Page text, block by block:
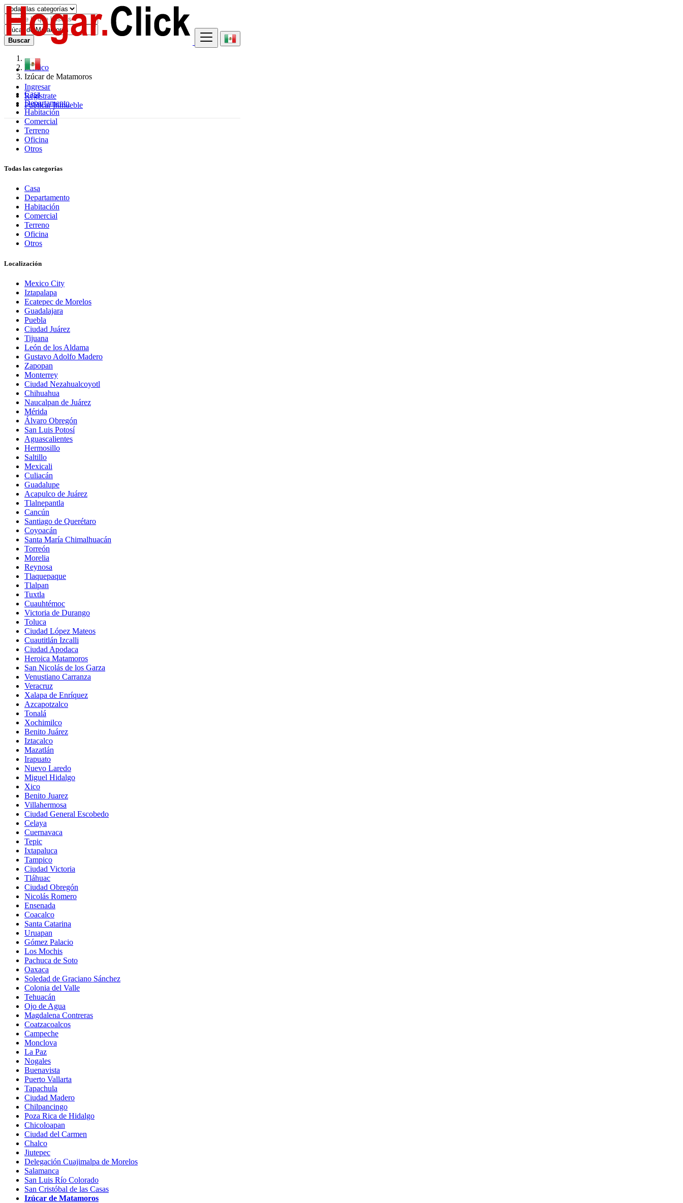
Ingresar
Regístrate
Publicar Inmueble
Buscar
México
Izúcar de Matamoros
Casa
Departamento
Habitación
Comercial
Terreno
Oficina
Otros
Todas las categorías
Casa
Departamento
Habitación
Comercial
Terreno
Oficina
Otros
Localización
Mexico City
Iztapalapa
Ecatepec de Morelos
Guadalajara
Puebla
Ciudad Juárez
Tijuana
León de los Aldama
Gustavo Adolfo Madero
Zapopan
Monterrey
Ciudad Nezahualcoyotl
Chihuahua
Naucalpan de Juárez
Mérida
Álvaro Obregón
San Luis Potosí
Aguascalientes
Hermosillo
Saltillo
Mexicali
Culiacán
Guadalupe
Acapulco de Juárez
Tlalnepantla
Cancún
Santiago de Querétaro
Coyoacán
Santa María Chimalhuacán
Torreón
Morelia
Reynosa
Tlaquepaque
Tlalpan
Tuxtla
Cuauhtémoc
Victoria de Durango
Toluca
Ciudad López Mateos
Cuautitlán Izcalli
Ciudad Apodaca
Heroica Matamoros
San Nicolás de los Garza
Venustiano Carranza
Veracruz
Xalapa de Enríquez
Azcapotzalco
Tonalá
Xochimilco
Benito Juárez
Iztacalco
Mazatlán
Irapuato
Nuevo Laredo
Miguel Hidalgo
Xico
Benito Juarez
Villahermosa
Ciudad General Escobedo
Celaya
Cuernavaca
Tepic
Ixtapaluca
Tampico
Ciudad Victoria
Tláhuac
Ciudad Obregón
Nicolás Romero
Ensenada
Coacalco
Santa Catarina
Uruapan
Gómez Palacio
Los Mochis
Pachuca de Soto
Oaxaca
Soledad de Graciano Sánchez
Colonia del Valle
Tehuacán
Ojo de Agua
Magdalena Contreras
Coatzacoalcos
Campeche
Monclova
La Paz
Nogales
Buenavista
Puerto Vallarta
Tapachula
Ciudad Madero
Chilpancingo
Poza Rica de Hidalgo
Chicoloapan
Ciudad del Carmen
Chalco
Jiutepec
Delegación Cuajimalpa de Morelos
Salamanca
San Luis Río Colorado
San Cristóbal de las Casas
Izúcar de Matamoros